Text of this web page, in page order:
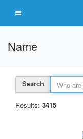
Name
Search
Results: 3415